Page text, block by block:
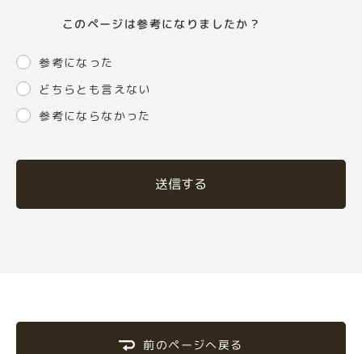
このページは参考になりましたか？
参考になった
どちらとも言えない
参考にならなかった
送信する
前のページへ戻る